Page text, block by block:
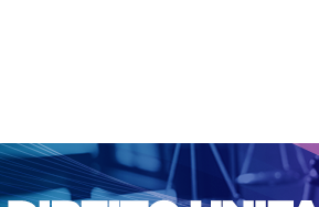
SOBRE ACESSO CADASTRO
EDIÇÕES DE Nº 1 A 100 WEBMAIL